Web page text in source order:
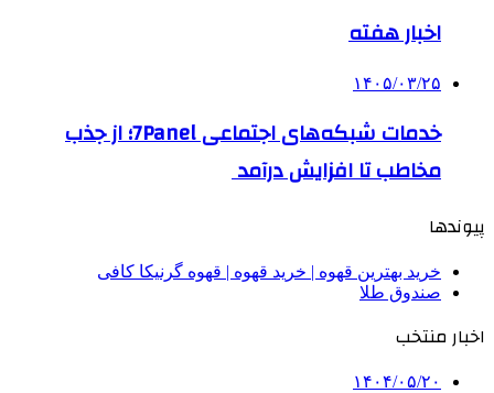
اخبار هفته
۱۴۰۵/۰۳/۲۵
خدمات شبکه‌های اجتماعی 7Panel؛ از جذب
مخاطب تا افزایش درآمد
پیوندها
خرید بهترین قهوه | خرید قهوه | قهوه گرنیکا کافی
صندوق طلا
اخبار منتخب
۱۴۰۴/۰۵/۲۰